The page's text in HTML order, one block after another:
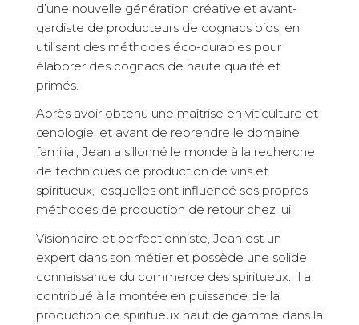
d’une nouvelle génération créative et avant-
gardiste de producteurs de cognacs bios, en
utilisant des méthodes éco-durables pour
élaborer des cognacs de haute qualité et
primés.
Après avoir obtenu une maîtrise en viticulture et
œnologie, et avant de reprendre le domaine
familial, Jean a sillonné le monde à la recherche
de techniques de production de vins et
spiritueux, lesquelles ont influencé ses propres
méthodes de production de retour chez lui.
Visionnaire et perfectionniste, Jean est un
expert dans son métier et possède une solide
connaissance du commerce des spiritueux. Il a
contribué à la montée en puissance de la
production de spiritueux haut de gamme dans la